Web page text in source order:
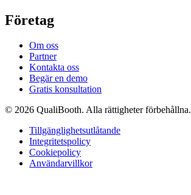
Företag
Om oss
Partner
Kontakta oss
Begär en demo
Gratis konsultation
© 2026 QualiBooth. Alla rättigheter förbehållna.
Tillgänglighetsutlåtande
Integritetspolicy
Cookiepolicy
Användarvillkor